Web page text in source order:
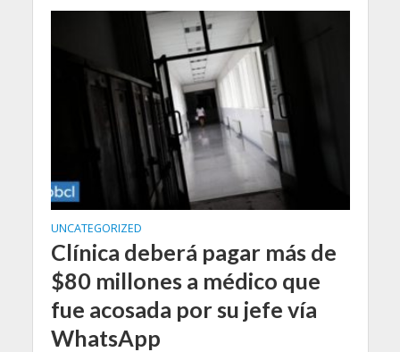
UNCATEGORIZED
Clínica deberá pagar más de
$80 millones a médico que
fue acosada por su jefe vía
WhatsApp